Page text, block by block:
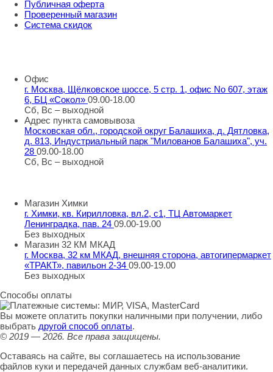
Публичная оферта
Проверенный магазин
Система скидок
Офис
г. Москва, Щёлковское шоссе, 5 стр. 1, офис No 607, этаж
6, БЦ «Сокол» 09.00-18.00
Сб, Вс – выходной
Адрес пункта самовывоза
Московская обл., городской округ Балашиха, д. Дятловка,
д. 813, Индустриальный парк "Милованов Балашиха", уч.
28 09.00-18.00
Сб, Вс – выходной
Магазин Химки
г. Химки, кв. Кирилловка, вл.2, с1, ТЦ Автомаркет
Ленинградка, пав. 24 09.00-19.00
Без выходных
Магазин 32 КМ МКАД
г. Москва, 32 км МКАД, внешняя сторона, автогипермаркет
«ТРАКТ», павильон 2-34 09.00-19.00
Без выходных
Способы оплаты
Вы можете оплатить покупки наличными при получении, либо
выбрать другой способ оплаты.
© 2019 — 2026. Все права защищены.
Оставаясь на сайте, вы соглашаетесь на использование
файлов куки и передачей данных службам веб-аналитики.